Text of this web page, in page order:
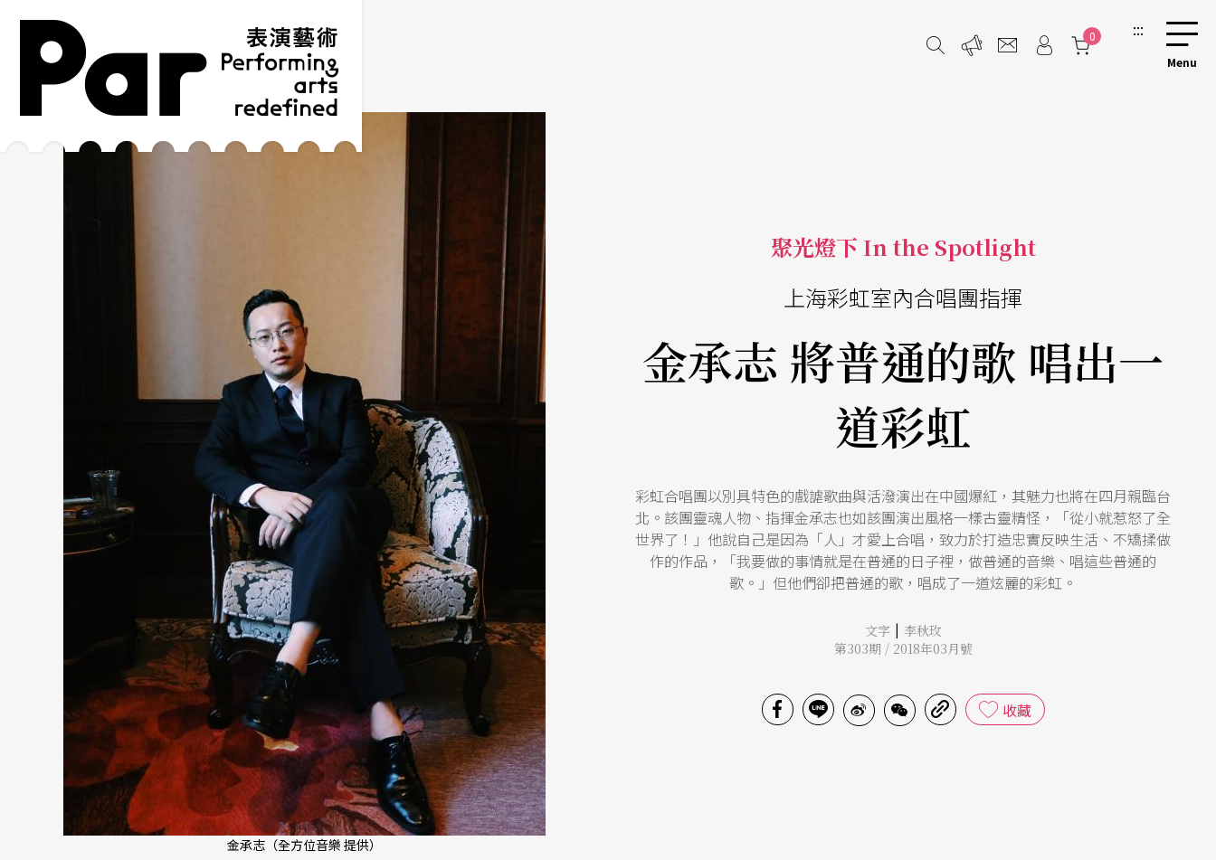
跳到主要內容區塊
網站導覽
0 :::
金承志（全方位音樂 提供）
聚光燈下 In the Spotlight
上海彩虹室內合唱團指揮
金承志 將普通的歌 唱出一
道彩虹
彩虹合唱團以別具特色的戲謔歌曲與活潑演出在中國爆紅，其魅力也將在四月親臨台
北。該團靈魂人物、指揮金承志也如該團演出風格一樣古靈精怪，「從小就惹怒了全
世界了！」他說自己是因為「人」才愛上合唱，致力於打造忠實反映生活、不矯揉做
作的作品，「我要做的事情就是在普通的日子裡，做普通的音樂、唱這些普通的
歌。」但他們卻把普通的歌，唱成了一道炫麗的彩虹。
文字 | 李秋玫
第303期 / 2018年03月號
收藏